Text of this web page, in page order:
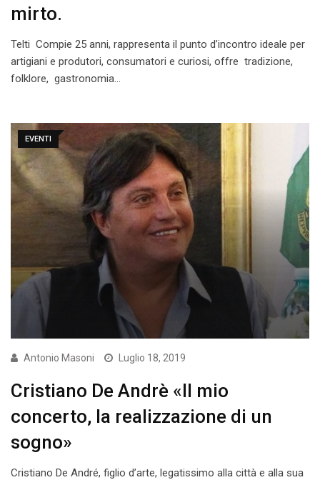
mirto.
Telti Compie 25 anni, rappresenta il punto d’incontro ideale per
artigiani e produtori, consumatori e curiosi, offre tradizione,
folklore, gastronomia…
EVENTI
Antonio Masoni Luglio 18, 2019
Cristiano De Andrè «Il mio
concerto, la realizzazione di un
sogno»
Cristiano De André, figlio d’arte, legatissimo alla città e alla sua